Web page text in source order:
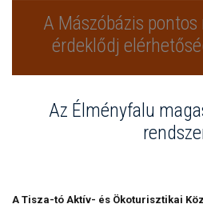
A Mászóbázis
érdeklődj
Az Élményfalu
A Tisza-tó Aktív- és Ökoturisztikai